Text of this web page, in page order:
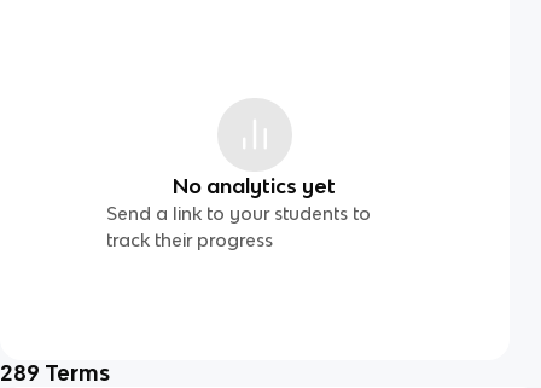
No analytics yet
Send a link to your students to
track their progress
289 Terms